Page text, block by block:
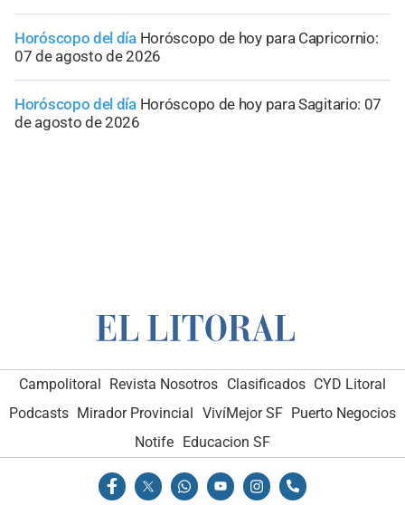
Horóscopo del día Horóscopo de hoy para Capricornio:
07 de agosto de 2026
Horóscopo del día Horóscopo de hoy para Sagitario: 07
de agosto de 2026
Campolitoral Revista Nosotros Clasificados CYD Litoral
Podcasts Mirador Provincial VivíMejor SF Puerto Negocios
Notife
Educacion SF